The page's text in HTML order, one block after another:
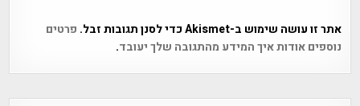
אתר זו עושה שימוש ב-Akismet כדי לסנן תגובות זבל.
פרטים
נוספים אודות איך המידע מהתגובה שלך יעובד.